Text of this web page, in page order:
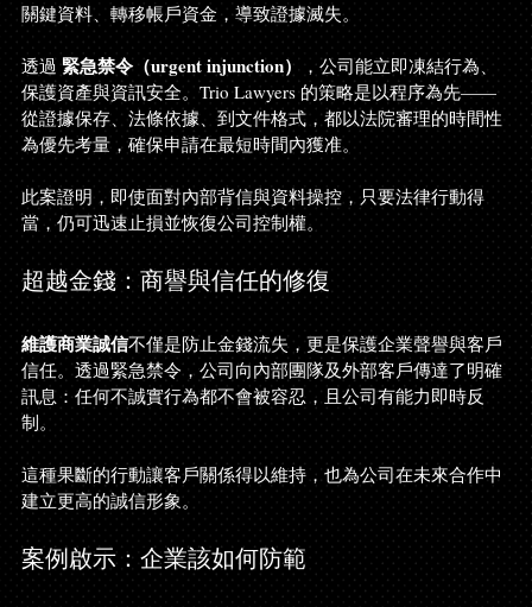
關鍵資料、轉移帳戶資金，導致證據滅失。
透過 緊急禁令（urgent injunction） ，公司能立即凍結行為、
保護資產與資訊安全。Trio Lawyers 的策略是以程序為先——
從證據保存、法條依據、到文件格式，都以法院審理的時間性
為優先考量，確保申請在最短時間內獲准。
此案證明，即使面對內部背信與資料操控，只要法律行動得
當，仍可迅速止損並恢復公司控制權。
超越金錢：商譽與信任的修復
維護商業誠信不僅是防止金錢流失，更是保護企業聲譽與客戶
信任。透過緊急禁令，公司向內部團隊及外部客戶傳達了明確
訊息：任何不誠實行為都不會被容忍，且公司有能力即時反
制。
這種果斷的行動讓客戶關係得以維持，也為公司在未來合作中
建立更高的誠信形象。
案例啟示：企業該如何防範